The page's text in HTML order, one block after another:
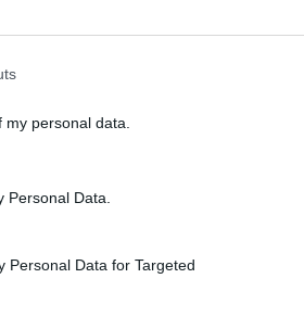
personal data.
Data.
Personal Data for Targeted
una donna fosse
da due anni sugli
per ora non si
contributi anche al